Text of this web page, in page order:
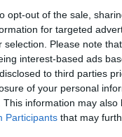
opt-out of the sale,
for targeted
selection. Please note
interest-based ads
to third parties
of your personal
This information may
Participants that may
atsiduria
sujungia
žavesį ir kartu